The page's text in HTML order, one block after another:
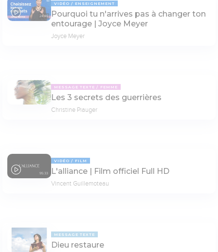
24:46
VIDÉO ENSEIGNEMENT
Pourquoi tu n'arrives pas à changer ton
entourage | Joyce Meyer
Joyce Meyer
MESSAGE TEXTE FEMME
Les 3 secrets des guerrières
Christine Piauger
95:33
VIDÉO FILM
L'alliance | Film officiel Full HD
Vincent Guillemoteau
MESSAGE TEXTE
Dieu restaure